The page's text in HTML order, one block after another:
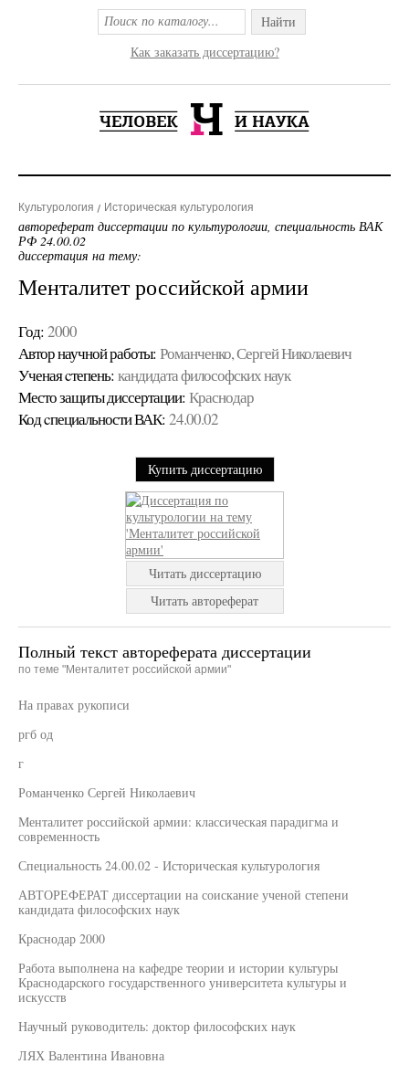
Найти
Как заказать диссертацию?
Культурология Историческая культурология
автореферат диссертации по культурологии, специальность ВАК
РФ 24.00.02
диссертация на тему:
Менталитет российской армии
Год: 2000
Автор научной работы: Романченко, Сергей Николаевич
Ученая cтепень: кандидата философских наук
Место защиты диссертации: Краснодар
Код cпециальности ВАК: 24.00.02
Купить диссертацию
Читать диссертацию
Читать автореферат
Полный текст автореферата диссертации
по теме "Менталитет российской армии"
На правах рукописи
ргб од
г
Романченко Сергей Николаевич
Менталитет российской армии: классическая парадигма и
современность
Специальность 24.00.02 - Историческая культурология
АВТОРЕФЕРАТ диссертации на соискание ученой степени
кандидата философских наук
Краснодар 2000
Работа выполнена на кафедре теории и истории культуры
Краснодарского государственного университета культуры и
искусств
Научный руководитель: доктор философских наук
ЛЯХ Валентина Ивановна